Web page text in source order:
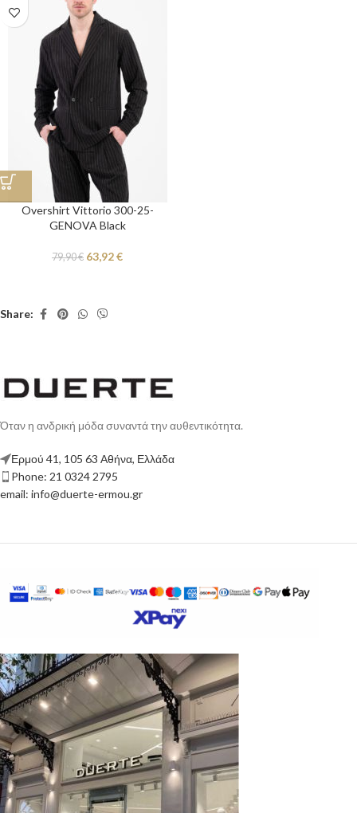
Overshirt Vittorio 300-25-
GENOVA Black
79,90€ 63,92€
Share:
Όταν η ανδρική μόδα συναντά την αυθεντικότητα.
Ερμού 41, 105 63 Αθήνα, Ελλάδα
Phone: 21 0324 2795
email: info@duerte-ermou.gr